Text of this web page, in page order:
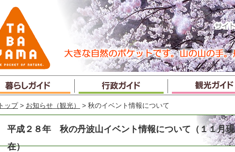
トップ > お知らせ（観光） > 秋のイベント情報について
平成２８年 秋の丹波山イベント情報について（１１月現
在）